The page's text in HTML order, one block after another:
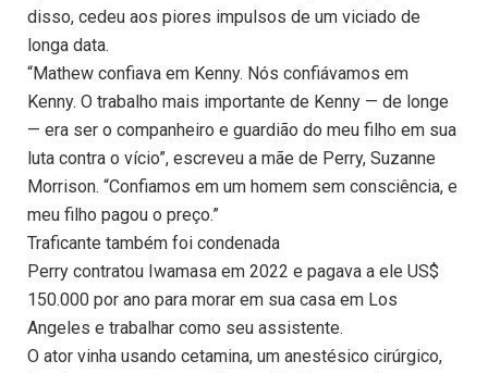
disso, cedeu aos piores impulsos de um viciado de
longa data.
“Mathew confiava em Kenny. Nós confiávamos em
Kenny. O trabalho mais importante de Kenny — de longe
— era ser o companheiro e guardião do meu filho em sua
luta contra o vício”, escreveu a mãe de Perry, Suzanne
Morrison. “Confiamos em um homem sem consciência, e
meu filho pagou o preço.”
Traficante também foi condenada
Perry contratou Iwamasa em 2022 e pagava a ele US$
150.000 por ano para morar em sua casa em Los
Angeles e trabalhar como seu assistente.
O ator vinha usando cetamina, um anestésico cirúrgico,